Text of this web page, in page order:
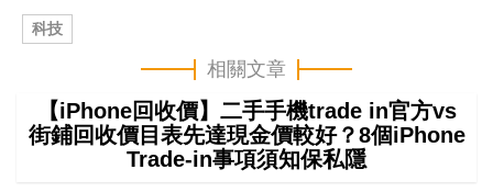
科技
相關文章
【iPhone回收價】二手手機trade in官方vs
街鋪回收價目表先達現金價較好？8個iPhone
Trade-in事項須知保私隱